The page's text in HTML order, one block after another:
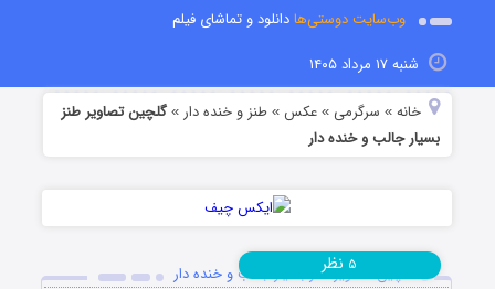
وب‌سایت دوستی‌هادانلود و تماشای فیلم
شنبه ۱۷ مرداد ۱۴۰۵
خانه » سرگرمی »عکس »طنز و خنده دار »گلچین تصاویر طنز
بسیار جالب و خنده دار
گلچین تصاویر طنز بسیار جالب و خنده دار
۵ نظر